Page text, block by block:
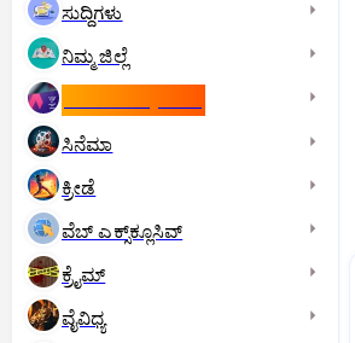
ಸುದ್ದಿಗಳು
ನಿಮ್ಮ ಜಿಲ್ಲೆ
ಸಿನೆಮಾ
ಕ್ರೀಡೆ
ವೆಬ್ ಎಕ್ಸ್‌ಕ್ಲೂಸಿವ್
ಕ್ರೈಮ್
ವೈವಿಧ್ಯ